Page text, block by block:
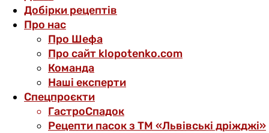
Добірки рецептів
Про нас
Про Шефа
Про сайт klopotenko.com
Команда
Наші експерти
Спецпроєкти
ГастроСпадок
Рецепти пасок з ТМ «Львівські дріжджі»